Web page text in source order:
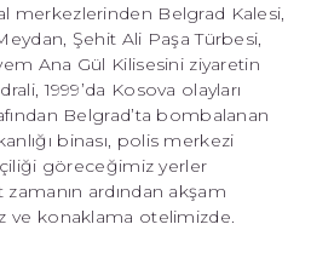
merkezlerinden Belgrad Kalesi,
Şehit Ali Paşa Türbesi,
Ana Gül Kilisesini ziyaretin
1999’da Kosova olayları
Belgrad’ta bombalanan
binası, polis merkezi
göreceğimiz yerler
zamanın ardından akşam
ve konaklama otelimizde.